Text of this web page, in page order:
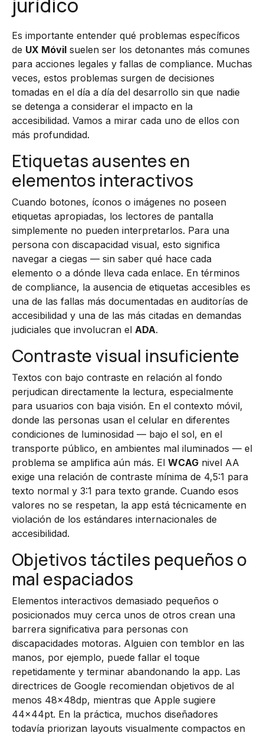
jurídico
Es importante entender qué problemas específicos
de UX Móvil suelen ser los detonantes más comunes
para acciones legales y fallas de compliance. Muchas
veces, estos problemas surgen de decisiones
tomadas en el día a día del desarrollo sin que nadie
se detenga a considerar el impacto en la
accesibilidad. Vamos a mirar cada uno de ellos con
más profundidad.
Etiquetas ausentes en
elementos interactivos
Cuando botones, íconos o imágenes no poseen
etiquetas apropiadas, los lectores de pantalla
simplemente no pueden interpretarlos. Para una
persona con discapacidad visual, esto significa
navegar a ciegas — sin saber qué hace cada
elemento o a dónde lleva cada enlace. En términos
de compliance, la ausencia de etiquetas accesibles es
una de las fallas más documentadas en auditorías de
accesibilidad y una de las más citadas en demandas
judiciales que involucran el ADA.
Contraste visual insuficiente
Textos con bajo contraste en relación al fondo
perjudican directamente la lectura, especialmente
para usuarios con baja visión. En el contexto móvil,
donde las personas usan el celular en diferentes
condiciones de luminosidad — bajo el sol, en el
transporte público, en ambientes mal iluminados — el
problema se amplifica aún más. El WCAG nivel AA
exige una relación de contraste mínima de 4,5:1 para
texto normal y 3:1 para texto grande. Cuando esos
valores no se respetan, la app está técnicamente en
violación de los estándares internacionales de
accesibilidad.
Objetivos táctiles pequeños o
mal espaciados
Elementos interactivos demasiado pequeños o
posicionados muy cerca unos de otros crean una
barrera significativa para personas con
discapacidades motoras. Alguien con temblor en las
manos, por ejemplo, puede fallar el toque
repetidamente y terminar abandonando la app. Las
directrices de Google recomiendan objetivos de al
menos 48x48dp, mientras que Apple sugiere
44x44pt. En la práctica, muchos diseñadores
todavía priorizan layouts visualmente compactos en